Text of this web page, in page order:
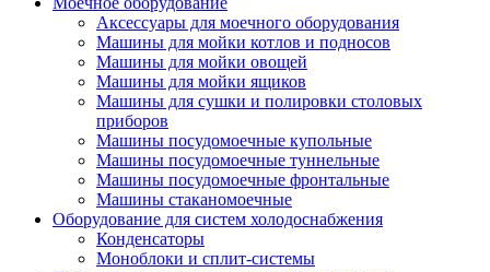
Аксессуары для моечного оборудования
Машины для мойки котлов и подносов
Машины для мойки овощей
Машины для мойки ящиков
Машины для сушки и полировки столовых
приборов
Машины посудомоечные купольные
Машины посудомоечные туннельные
Машины посудомоечные фронтальные
Машины стаканомоечные
Оборудование для систем холодоснабжения
Конденсаторы
Моноблоки и сплит-системы